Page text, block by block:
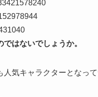
はないでしょうか。
気キャラクターとなって